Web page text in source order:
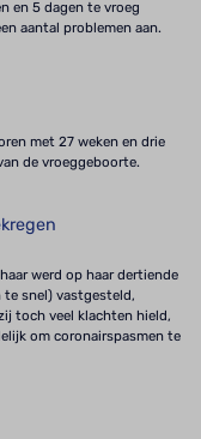
en 5 dagen te vroeg
aantal problemen aan.
met 27 weken en drie
de vroeggeboorte.
werd op haar dertiende
te snel) vastgesteld,
toch veel klachten hield,
om coronairspasmen te